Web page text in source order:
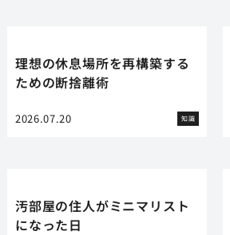
理想の休息場所を再構築する
ための断捨離術
2026.07.20 知識
汚部屋の住人がミニマリスト
になった日